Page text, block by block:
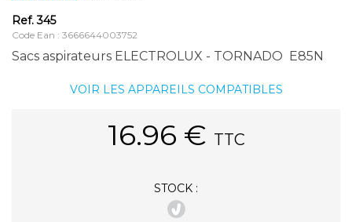
Ref.345
Code Ean : 3666644003752
Sacs aspirateurs ELECTROLUX - TORNADO E85N
VOIR LES APPAREILS COMPATIBLES
16.96 € TTC
STOCK :